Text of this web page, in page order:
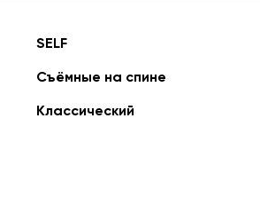
SELF
Съёмные на спине
Классический